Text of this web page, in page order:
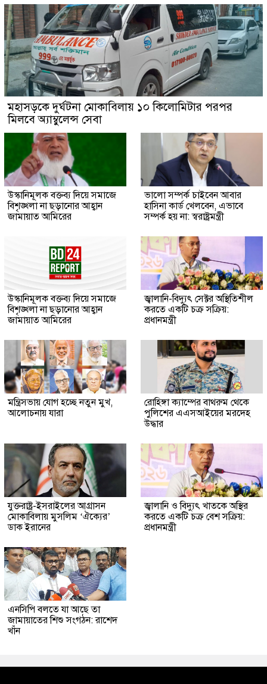
মহাসড়কে দুর্ঘটনা মোকাবিলায় ১০ কিলোমিটার পরপর
মিলবে অ্যাম্বুলেন্স সেবা
উস্কানিমূলক বক্তব্য দিয়ে সমাজে
বিশৃঙ্খলা না ছড়ানোর আহ্বান
জামায়াত আমিরের
ভালো সম্পর্ক চাইবেন আবার
হাসিনা কার্ড খেলবেন, এভাবে
সম্পর্ক হয় না: স্বরাষ্ট্রমন্ত্রী
উস্কানিমূলক বক্তব্য দিয়ে সমাজে
বিশৃঙ্খলা না ছড়ানোর আহ্বান
জামায়াত আমিরের
জ্বালানি-বিদ্যুৎ সেক্টর অস্থিতিশীল
করতে একটি চক্র সক্রিয়:
প্রধানমন্ত্রী
মন্ত্রিসভায় যোগ হচ্ছে নতুন মুখ,
আলোচনায় যারা
রোহিঙ্গা ক্যাম্পের বাথরুম থেকে
পুলিশের এএসআইয়ের মরদেহ
উদ্ধার
যুক্তরাষ্ট্র-ইসরাইলের আগ্রাসন
মোকাবিলায় মুসলিম ‘ঐক্যের’
ডাক ইরানের
জ্বালানি ও বিদ্যুৎ খাতকে অস্থির
করতে একটি চক্র বেশ সক্রিয়:
প্রধানমন্ত্রী
এনসিপি বলতে যা আছে তা
জামায়াতের শিশু সংগঠন: রাশেদ
খাঁন